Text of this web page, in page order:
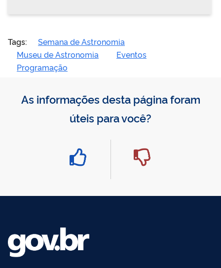
Tags:
Semana de Astronomia
Museu de Astronomia
Eventos
Programação
As informações desta página foram
úteis para você?